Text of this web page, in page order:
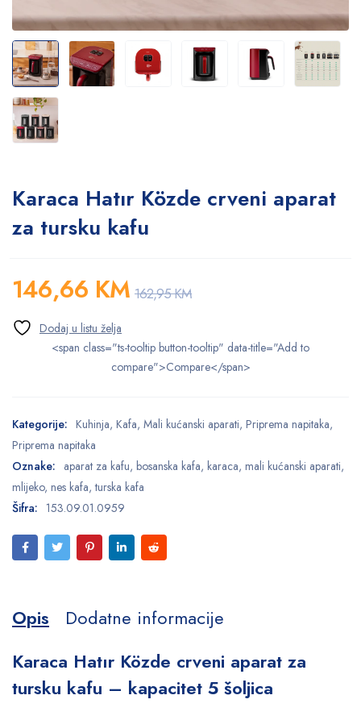
Karaca Hatır Közde crveni aparat
za tursku kafu
162,95KM
146,66 KM
<span class="ts-tooltip button-tooltip" data-title="Add to
compare">Compare</span>
Kategorije: Kuhinja, Kafa, Mali kućanski aparati, Priprema napitaka,
Priprema napitaka
Oznake: aparat za kafu, bosanska kafa, karaca, mali kućanski aparati,
mlijeko, nes kafa,turska kafa
Šifra: 153.09.01.0959
Opis
Dodatne informacije
Karaca Hatır Közde crveni aparat za
tursku kafu – kapacitet 5 šoljica